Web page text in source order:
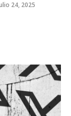
24, 2025